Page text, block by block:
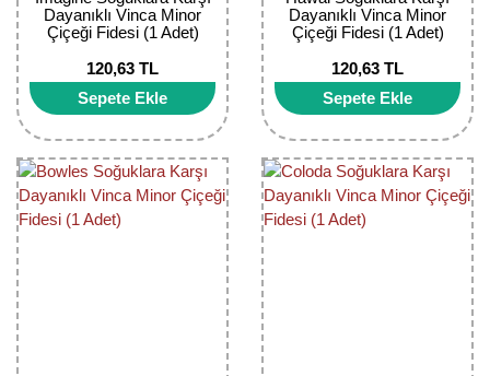
Dayanıklı Vinca Minor
Çiçeği Fidesi (1 Adet)
120,63 TL
Sepete Ekle
Dayanıklı Vinca Minor
Çiçeği Fidesi (1 Adet)
120,63 TL
Sepete Ekle
Bektaşi Üzümü Fidanı
Böğürtlen Fidanı
Ceviz Fidanı
Dut Fidanı
Elma Fidanı
Fidan Anaçları ve Aşı Kalemleri
Nostaljik Güller
Peyzaj Gülleri
Sarmaşık(Çardak) Gül Fidanları
Ters Lale Soğanı
Yılbaşı Gülü Çiçeği
Zambak Soğanı